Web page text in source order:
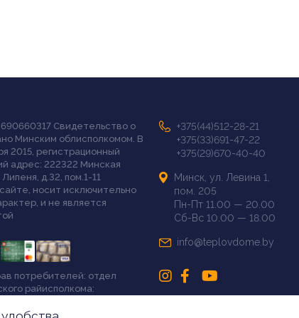
Свидетельство о
Минским облисполкомом. В
2015, регистрационный
адрес: 222322 Минская
д.32, пом.1-11
носит исключительно
и не является
потребителей: отдел
райисполкома:
+375(44)512-28-21
+375(33)691-47-22
+375(29)670-40-40
Минск, ул. Левина 1,
пом. 205
Пн-Пт 11.00 — 20.00
Сб-Вс 10.00 — 18.00
info@teplovdome.by